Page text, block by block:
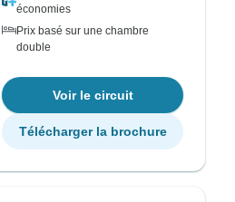
économies
Prix basé sur une chambre
double
Voir le circuit
Télécharger la brochure